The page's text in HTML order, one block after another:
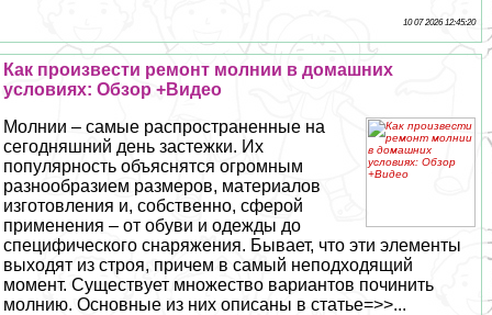
10 07 2026 12:45:20
Как произвести ремонт молнии в домашних
условиях: Обзор +Видео
Молнии – самые распространенные на
сегодняшний день застежки. Их
популярность объяснятся огромным
разнообразием размеров, материалов
изготовления и, собственно, сферой
применения – от обуви и одежды до
специфического снаряжения. Бывает, что эти элементы
выходят из строя, причем в самый неподходящий
момент. Существует множество вариантов починить
молнию. Основные из них описаны в статье=>>...